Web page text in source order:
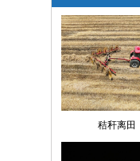
秸秆离田